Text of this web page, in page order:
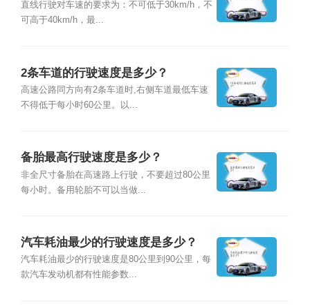
直线行驶对车速的要求为：不可低于30km/h，不
可高于40km/h，最...
2条车道的行驶速度是多少？
高速公路同方向有2条车道时,右侧车道最低车速
不得低于每小时60公里。以...
备胎最高行驶速度是多少？
非全尺寸备胎在高速路上行驶，不要超过80公里
每小时。备用轮胎不可以当做...
汽车耗油最少的行驶速度是多少？
汽车耗油最少的行驶速度是80公里到90公里，每
款汽车发动机都有性能参数...